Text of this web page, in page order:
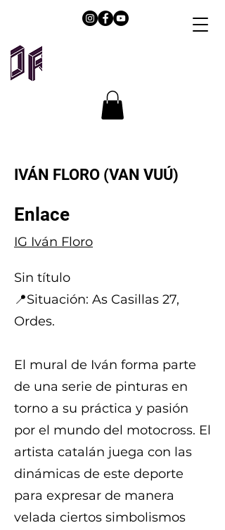
IVÁN FLORO (VAN VUÚ)
Enlace
IG Iván Floro
Sin título
📍Situación: As Casillas 27,
Ordes.
El mural de Iván forma parte
de una serie de pinturas en
torno a su práctica y pasión
por el mundo del motocross. El
artista catalán juega con las
dinámicas de este deporte
para expresar de manera
velada ciertos simbolismos